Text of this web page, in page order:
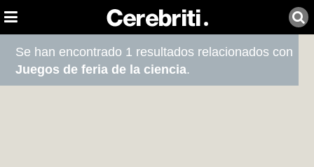
Se han encontrado 1 resultados relacionados con
Juegos de feria de la ciencia.